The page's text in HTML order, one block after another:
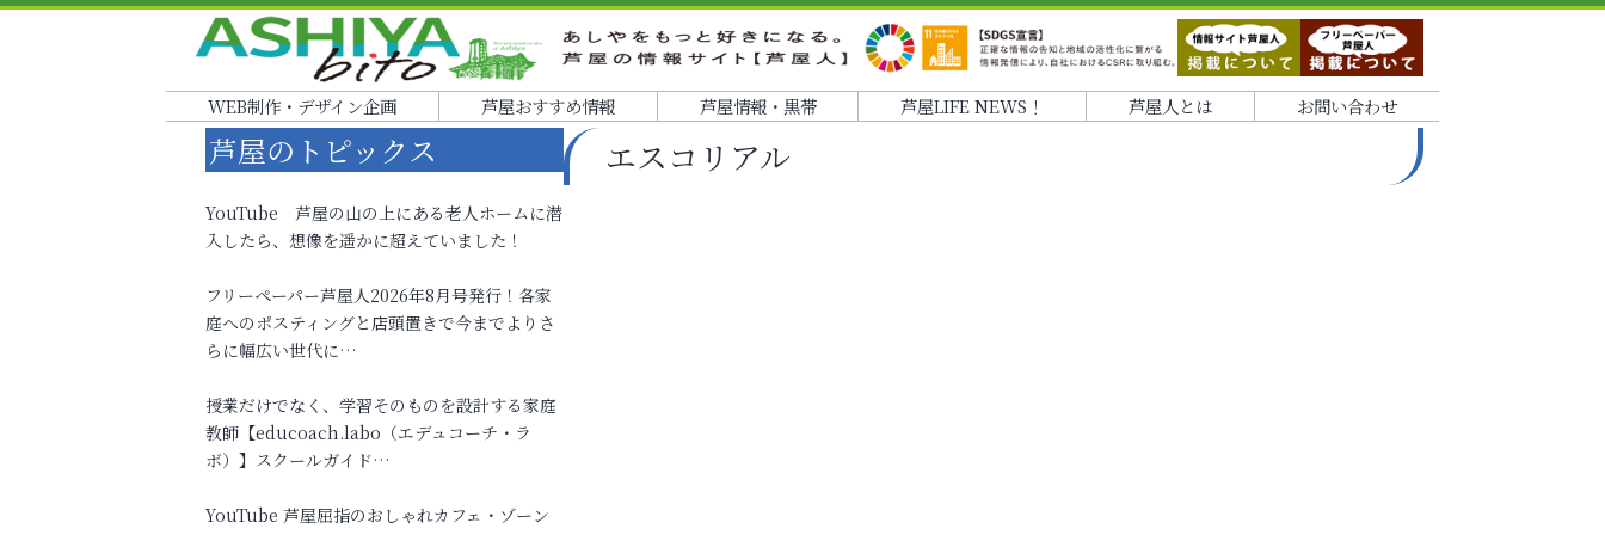
WEB制作・デザイン企画 芦屋おすすめ情報 芦屋情報・黒帯 芦屋LIFE NEWS！ 芦屋人とは お問い合わせ
エスコリアル
芦屋のトピックス
YouTube 芦屋の山の上にある老人ホームに潜
入したら、想像を遥かに超えていました！
フリーペーパー芦屋人2026年8月号発行！各家
庭へのポスティングと店頭置きで今までよりさ
らに幅広い世代に…
授業だけでなく、学習そのものを設計する家庭
教師【educoach.labo（エデュコーチ・ラ
ボ）】スクールガイド…
YouTube 芦屋屈指のおしゃれカフェ・ゾーン